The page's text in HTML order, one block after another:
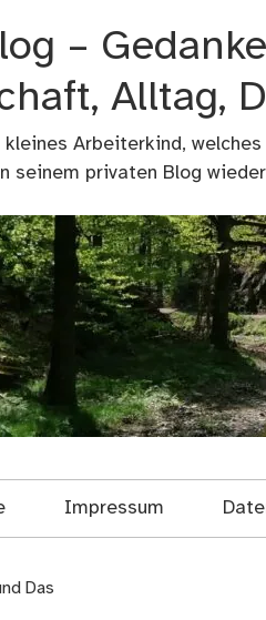
–
Alltag,
Arbeiterkind,
seinem privaten Blog
Impressum
Das